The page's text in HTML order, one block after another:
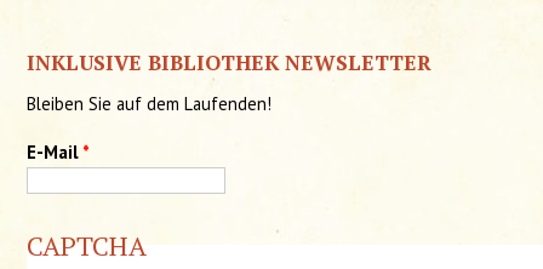
INKLUSIVE BIBLIOTHEK NEWSLETTER
Bleiben Sie auf dem Laufenden!
E-Mail *
CAPTCHA